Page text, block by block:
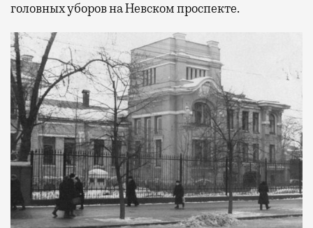
головных уборов на Невском проспекте.